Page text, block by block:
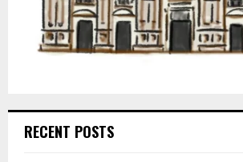
RECENT POSTS